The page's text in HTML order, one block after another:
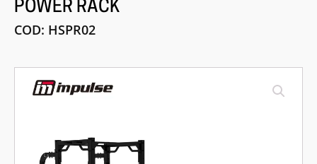
POWER RACK
COD: HSPR02